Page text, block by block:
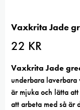
Vaxkrita Jade
22 KR
Vaxkrita Jade
underbara
är mjuka och lätta
att arbeta med så är